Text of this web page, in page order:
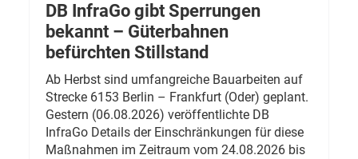
DB InfraGo gibt Sperrungen
bekannt – Güterbahnen
befürchten Stillstand
Ab Herbst sind umfangreiche Bauarbeiten auf
Strecke 6153 Berlin – Frankfurt (Oder) geplant.
Gestern (06.08.2026) veröffentlichte DB
InfraGo Details der Einschränkungen für diese
Maßnahmen im Zeitraum vom 24.08.2026 bis